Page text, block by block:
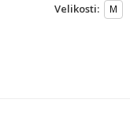
Velikosti: M